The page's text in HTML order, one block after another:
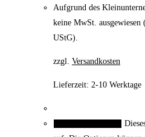
Aufgrund des
keine MwSt. ausgewiesen
UStG).
zzgl. Versandkosten
Lieferzeit: 2-10 Werktage